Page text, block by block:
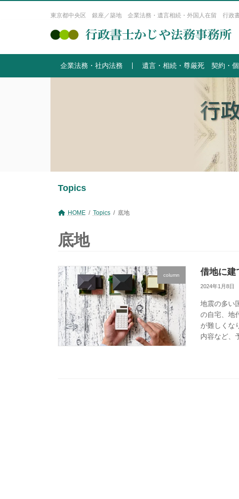
へ
キ
ョ
に
東京都中央区 銀座／築地 企業法務・遺言相続・外国人在留 行政
企業法務・社内法務 遺言・相続・尊厳死 契約・
Topics
HOME Topics 底地
底地
column 借地に
2024年1月8日
地震の多い
の自宅、地
が難しくな
内容など、